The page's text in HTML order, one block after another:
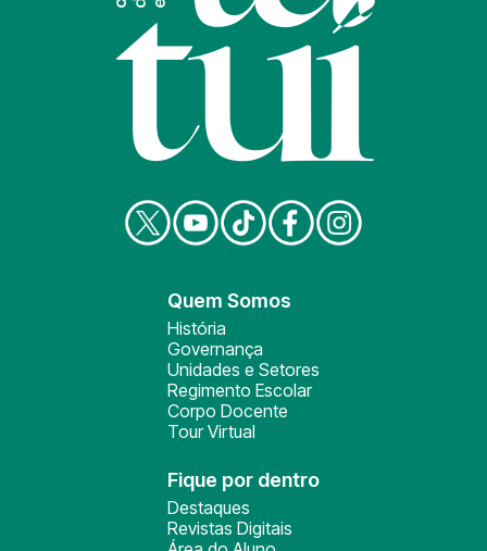
Quem Somos
História
Governança
Unidades e Setores
Regimento Escolar
Corpo Docente
Tour Virtual
Fique por dentro
Destaques
Revistas Digitais